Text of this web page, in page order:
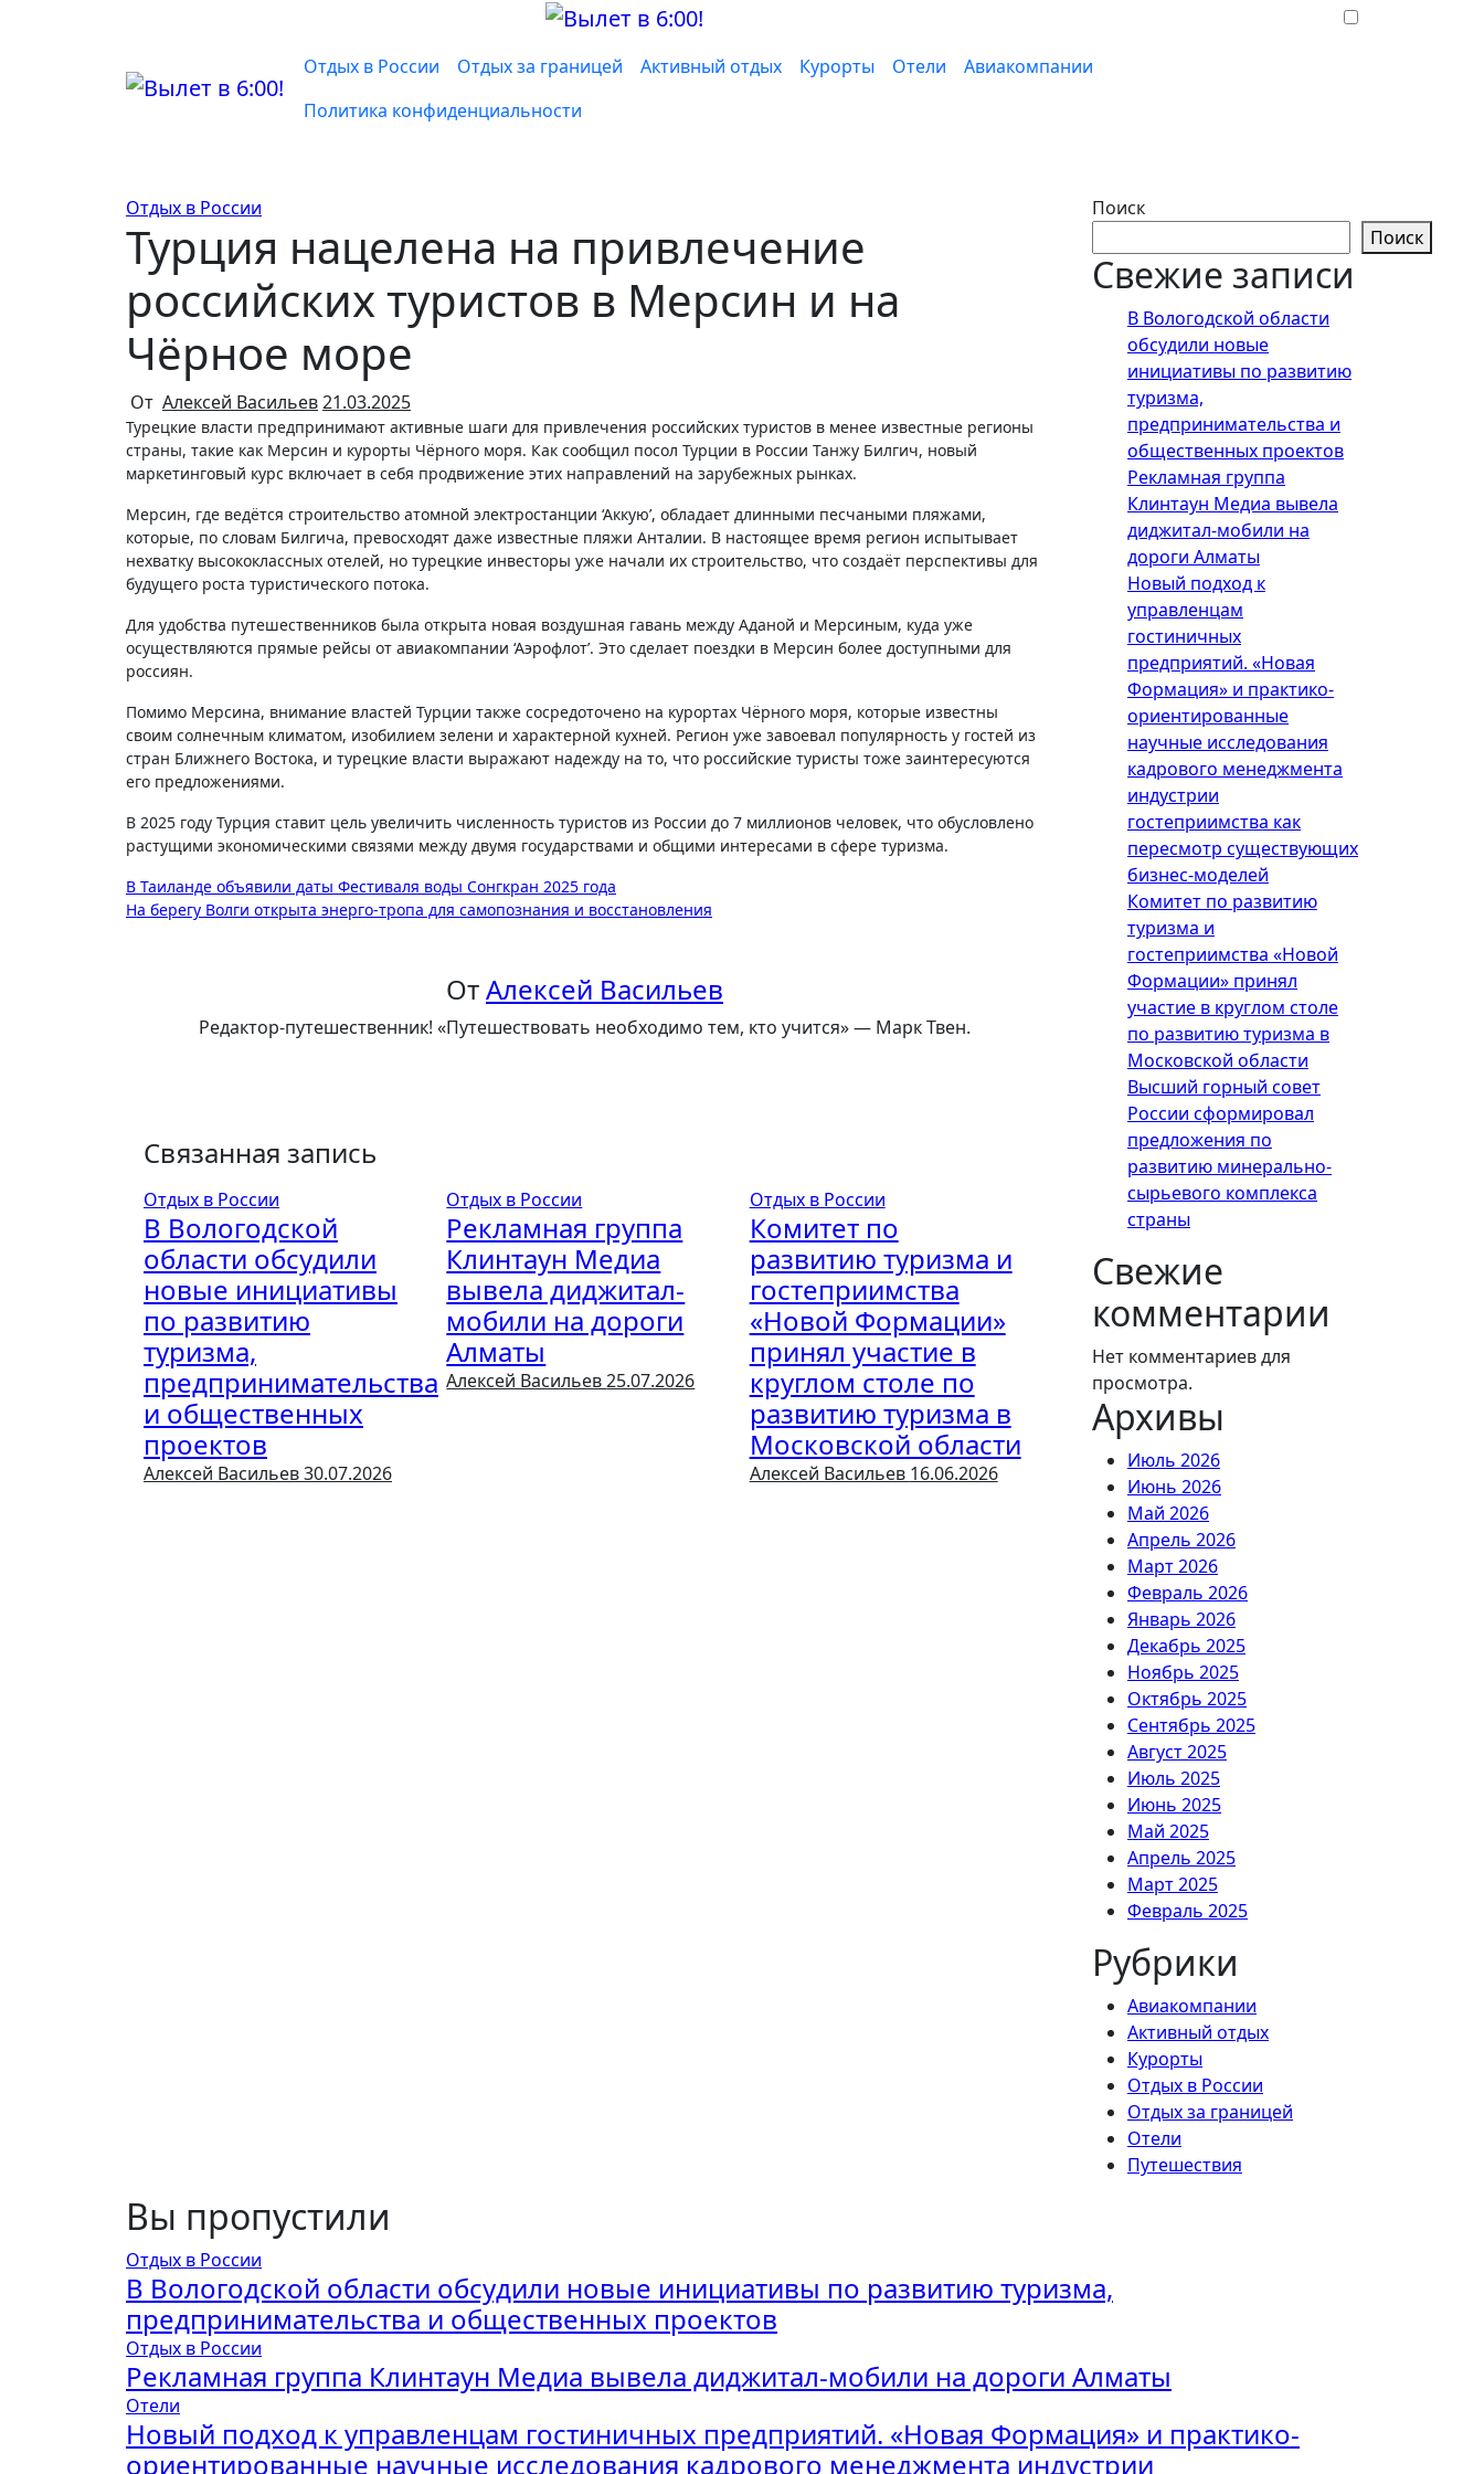
Отдых в России Отдых за границей Активный отдых Курорты Отели
Авиакомпании
Политика конфиденциальности
Отдых в России
Турция нацелена на привлечение
российских туристов в Мерсин и на
Чёрное море
От Алексей Васильев21.03.2025
Турецкие власти предпринимают активные шаги для привлечения российских туристов в менее известные регионы
страны, такие как Мерсин и курорты Чёрного моря. Как сообщил посол Турции в России Танжу Билгич, новый
маркетинговый курс включает в себя продвижение этих направлений на зарубежных рынках.
Мерсин, где ведётся строительство атомной электростанции ‘Аккую’, обладает длинными песчаными пляжами,
которые, по словам Билгича, превосходят даже известные пляжи Анталии. В настоящее время регион испытывает
нехватку высококлассных отелей, но турецкие инвесторы уже начали их строительство, что создаёт перспективы для
будущего роста туристического потока.
Для удобства путешественников была открыта новая воздушная гавань между Аданой и Мерсиным, куда уже
осуществляются прямые рейсы от авиакомпании ‘Аэрофлот’. Это сделает поездки в Мерсин более доступными для
россиян.
Помимо Мерсина, внимание властей Турции также сосредоточено на курортах Чёрного моря, которые известны
своим солнечным климатом, изобилием зелени и характерной кухней. Регион уже завоевал популярность у гостей из
стран Ближнего Востока, и турецкие власти выражают надежду на то, что российские туристы тоже заинтересуются
его предложениями.
В 2025 году Турция ставит цель увеличить численность туристов из России до 7 миллионов человек, что обусловлено
растущими экономическими связями между двумя государствами и общими интересами в сфере туризма.
Навигация
В Таиланде объявили даты Фестиваля воды Сонгкран 2025 года
На берегу Волги открыта энерго-тропа для самопознания и восстановления
ОтАлексей Васильев
Редактор-путешественник! «Путешествовать необходимо тем, кто учится» — Марк Твен.
Связанная запись
Отдых в России
В Вологодской
области обсудили
новые инициативы
по развитию
туризма,
предпринимательства
и общественных
проектов
Алексей Васильев30.07.2026
Отдых в России
Рекламная группа
Клинтаун Медиа
вывела диджитал-
мобили на дороги
Алматы
Алексей Васильев25.07.2026
Отдых в России
Комитет по
развитию туризма и
гостеприимства
«Новой Формации»
принял участие в
круглом столе по
развитию туризма в
Московской области
Алексей Васильев 16.06.2026
Поиск
Поиск
Свежие записи
В Вологодской области
обсудили новые
инициативы по развитию
туризма,
предпринимательства и
общественных проектов
Рекламная группа
Клинтаун Медиа вывела
диджитал-мобили на
дороги Алматы
Новый подход к
управленцам
гостиничных
предприятий. «Новая
Формация» и практико-
ориентированные
научные исследования
кадрового менеджмента
индустрии
гостеприимства как
пересмотр существующих
бизнес-моделей
Комитет по развитию
туризма и
гостеприимства «Новой
Формации» принял
участие в круглом столе
по развитию туризма в
Московской области
Высший горный совет
России сформировал
предложения по
развитию минерально-
сырьевого комплекса
страны
Свежие
комментарии
Нет комментариев для
просмотра.
Архивы
Июль 2026
Июнь 2026
Май 2026
Апрель 2026
Март 2026
Февраль 2026
Январь 2026
Декабрь 2025
Ноябрь 2025
Октябрь 2025
Сентябрь 2025
Август 2025
Июль 2025
Июнь 2025
Май 2025
Апрель 2025
Март 2025
Февраль 2025
Рубрики
Авиакомпании
Активный отдых
Курорты
Отдых в России
Отдых за границей
Отели
Путешествия
Вы пропустили
Отдых в России
В Вологодской области обсудили новые инициативы по развитию туризма,
предпринимательства и общественных проектов
Отдых в России
Рекламная группа Клинтаун Медиа вывела диджитал-мобили на дороги Алматы
Отели
Новый подход к управленцам гостиничных предприятий. «Новая Формация» и практико-
ориентированные научные исследования кадрового менеджмента индустрии